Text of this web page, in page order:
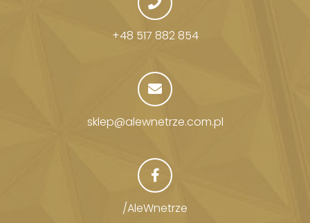
+48 517 882 854
sklep@alewnetrze.com.pl
/AleWnetrze